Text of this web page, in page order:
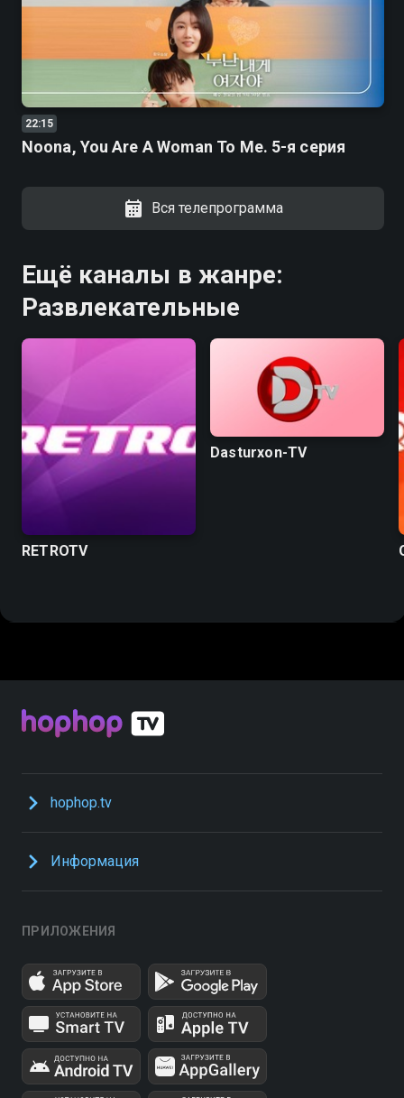
22:15
Noona, You Are A Woman To Me. 5-я серия
Вся телепрограмма
Ещё каналы в жанре:
Развлекательные
RETROTV
Dasturxon-TV
hophop.tv
Информация
ПРИЛОЖЕНИЯ